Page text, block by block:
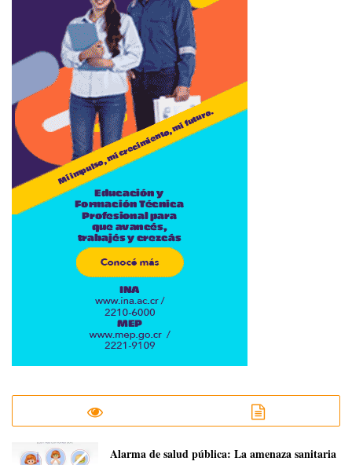
​Alarma de salud pública: La amenaza sanitaria